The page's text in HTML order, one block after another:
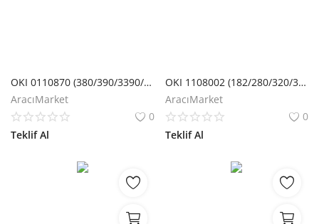
OKI 0110870 (380/390/3390/3391) SERIT
AracıMarket
0
Teklif Al
OKI 1108002 (182/280/320/321/3320/3321) SERIT
AracıMarket
0
Teklif Al